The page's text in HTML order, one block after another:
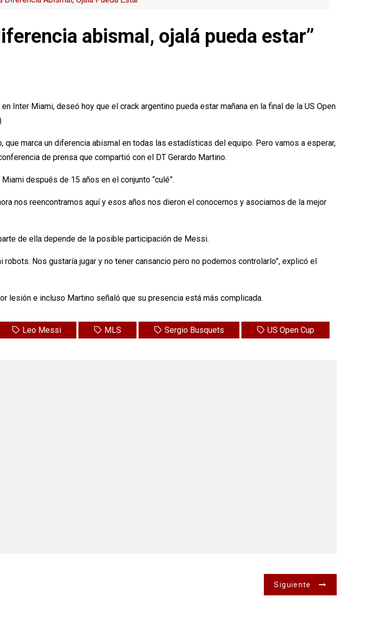
abismal, ojalá pueda estar”
Inter Miami, deseó hoy que el crack argentino pueda estar mañana en la final de la US Open
que marca un diferencia abismal en todas las estadísticas del equipo. Pero vamos a esperar,
de prensa que compartió con el DT Gerardo Martino.
después de 15 años en el conjunto “culé”.
nos reencontramos aquí y esos años nos dieron el conocernos y asociarnos de la mejor
de ella depende de la posible participación de Messi.
Nos gustaría jugar y no tener cansancio pero no podemos controlarlo”, explicó el
lesión e incluso Martino señaló que su presencia está más complicada.
Leo Messi MLS Sergio Busquets US Open Cup
Siguiente